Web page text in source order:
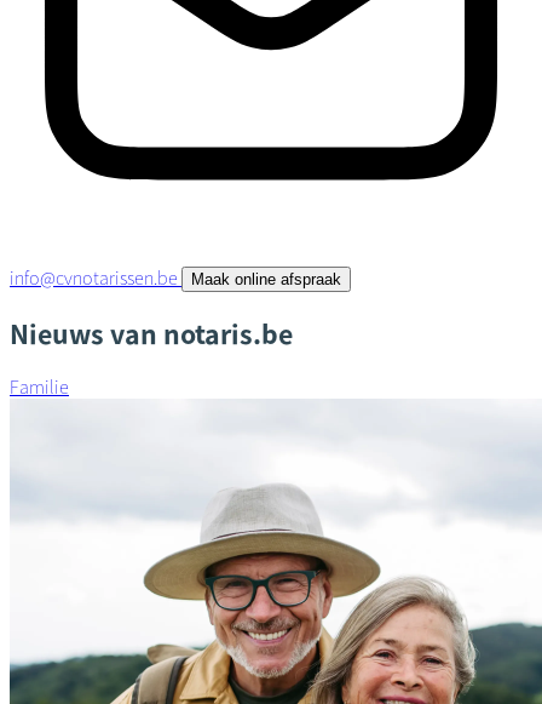
info@cvnotarissen.be Maak online afspraak
Nieuws van notaris.be
Familie